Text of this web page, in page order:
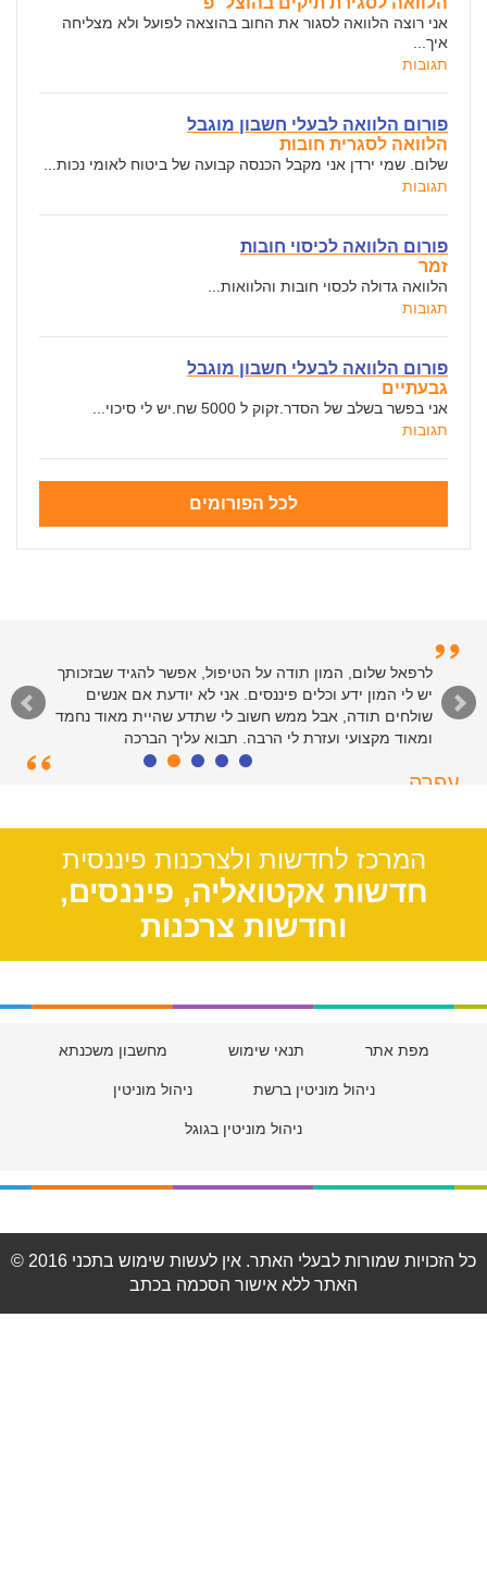
אני רוצה הלוואה לסגור את החוב בהוצאה לפועל ולא מצליחה
איך...
תגובות
פורום הלוואה לבעלי חשבון מוגבל
הלוואה לסגרית חובות
שלום. שמי ירדן אני מקבל הכנסה קבועה של ביטוח לאומי נכות...
תגובות
פורום הלוואה לכיסוי חובות
זמר
הלוואה גדולה לכסוי חובות והלוואות...
תגובות
פורום הלוואה לבעלי חשבון מוגבל
גבעתיים
אני בפשר בשלב של הסדר.זקוק ל 5000 שח.יש לי סיכוי...
תגובות
לכל הפורומים
לרפאל שלום, המון תודה על הטיפול, אפשר להגיד שבזכותך
יש לי המון ידע וכלים פיננסים. אני לא יודעת אם אנשים
שולחים תודה, אבל ממש חשוב לי שתדע שהיית מאוד נחמד
ומאוד מקצועי ועזרת לי הרבה. תבוא עליך הברכה
עפרה
המרכז לחדשות ולצרכנות פיננסית
חדשות אקטואליה, פיננסים,
וחדשות צרכנות
מפת אתר תנאי שימוש מחשבון משכנתא
ניהול מוניטין ברשת ניהול מוניטין
ניהול מוניטין בגוגל
© 2016 כל הזכויות שמורות לבעלי האתר. אין לעשות שימוש בתכני
האתר ללא אישור הסכמה בכתב